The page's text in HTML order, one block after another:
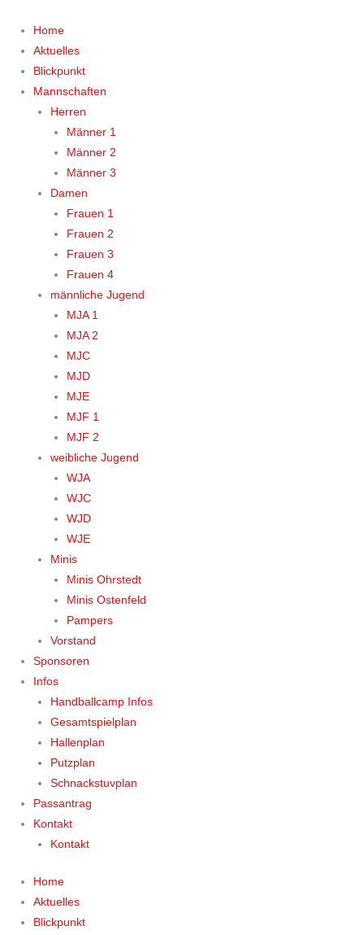
Inhalt
springen
Home
Aktuelles
Blickpunkt
Mannschaften
Herren
Männer 1
Männer 2
Männer 3
Damen
Frauen 1
Frauen 2
Frauen 3
Frauen 4
männliche Jugend
MJA 1
MJA 2
MJC
MJD
MJE
MJF 1
MJF 2
weibliche Jugend
WJA
WJC
WJD
WJE
Minis
Minis Ohrstedt
Minis Ostenfeld
Pampers
Vorstand
Sponsoren
Infos
Handballcamp Infos
Gesamtspielplan
Hallenplan
Putzplan
Schnackstuvplan
Passantrag
Kontakt
Kontakt
Home
Aktuelles
Blickpunkt